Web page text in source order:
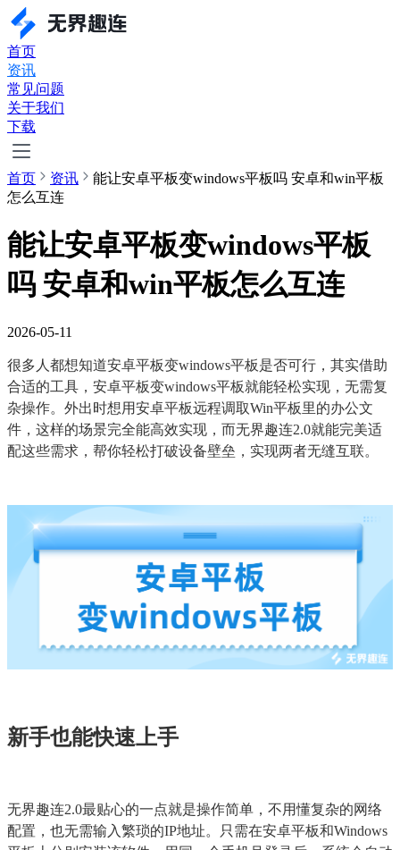
首页
资讯
常见问题
关于我们
下载
首页 资讯
能让安卓平板变windows平板吗 安卓和win平板
怎么互连
能让安卓平板变windows平板
吗 安卓和win平板怎么互连
2026-05-11
很多人都想知道安卓平板变windows平板是否可行，其实借助
合适的工具，安卓平板变windows平板就能轻松实现，无需复
杂操作。外出时想用安卓平板远程调取Win平板里的办公文
件，这样的场景完全能高效实现，而无界趣连2.0就能完美适
配这些需求，帮你轻松打破设备壁垒，实现两者无缝互联。
新手也能快速上手
无界趣连2.0最贴心的一点就是操作简单，不用懂复杂的网络
配置，也无需输入繁琐的IP地址。只需在安卓平板和Windows